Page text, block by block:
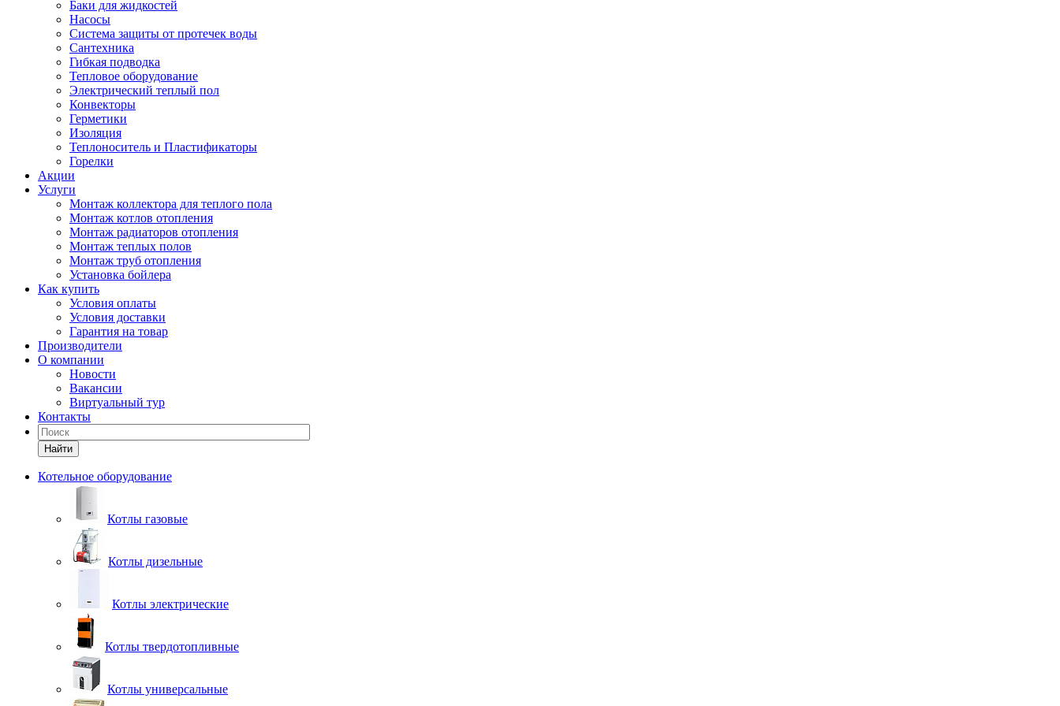
Баки для жидкостей
Насосы
Система защиты от протечек воды
Сантехника
Гибкая подводка
Тепловое оборудование
Электрический теплый пол
Конвекторы
Герметики
Изоляция
Теплоноситель и Пластификаторы
Горелки
Акции
Услуги
Монтаж коллектора для теплого пола
Монтаж котлов отопления
Монтаж радиаторов отопления
Монтаж теплых полов
Монтаж труб отопления
Установка бойлера
Как купить
Условия оплаты
Условия доставки
Гарантия на товар
Производители
О компании
Новости
Вакансии
Виртуальный тур
Контакты
Найти
Котельное оборудование
Котлы газовые
Котлы дизельные
Котлы электрические
Котлы твердотопливные
Котлы универсальные